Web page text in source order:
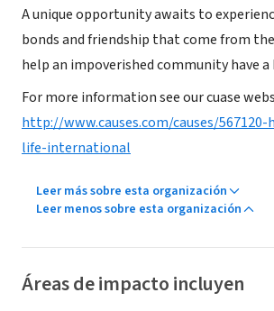
A unique opportunity awaits to
bonds and friendship that come from
help an impoverished community have
For more information see our cuase
http://www.causes.com/causes/
life-international
Leer más sobre esta organización
Leer menos sobre esta organización
Áreas de impacto incluyen